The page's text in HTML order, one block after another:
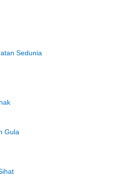
Sedunia
Gula